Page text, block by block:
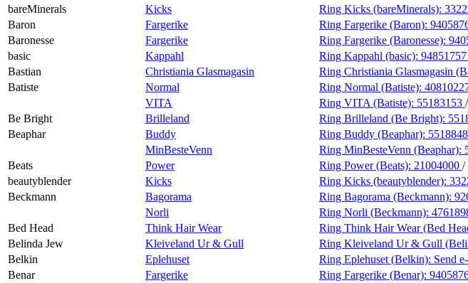
bareMinerals
Kicks Ring Kicks (bareMinerals):
Baron
Fargerike Ring Fargerike (Baron):
Baronesse
Fargerike Ring Fargerike (Baronesse):
basic
Kappahl Ring Kappahl (basic): 94851757
Bastian
Christiania Glasmagasin Ring Christiania Glasmagasin
Batiste
Normal Ring Normal (Batiste):
VITA
Ring VITA (Batiste): 55183153 /
Be Bright
Brilleland Ring Brilleland (Be Bright):
Beaphar
Buddy Ring Buddy (Beaphar):
MinBesteVenn
Ring MinBesteVenn (Beaphar):
Beats
Power Ring Power (Beats): 21004000 /
beautyblender
Kicks Ring Kicks (beautyblender):
Beckmann
Bagorama Ring Bagorama (Beckmann):
Norli
Ring Norli (Beckmann):
Bed Head
Think Hair Wear Ring Think Hair Wear (Bed
Belinda Jew
Kleiveland Ur & Gull Ring Kleiveland Ur & Gull
Belkin
Eplehuset Ring Eplehuset (Belkin): Send
Benar
Fargerike Ring Fargerike (Benar):